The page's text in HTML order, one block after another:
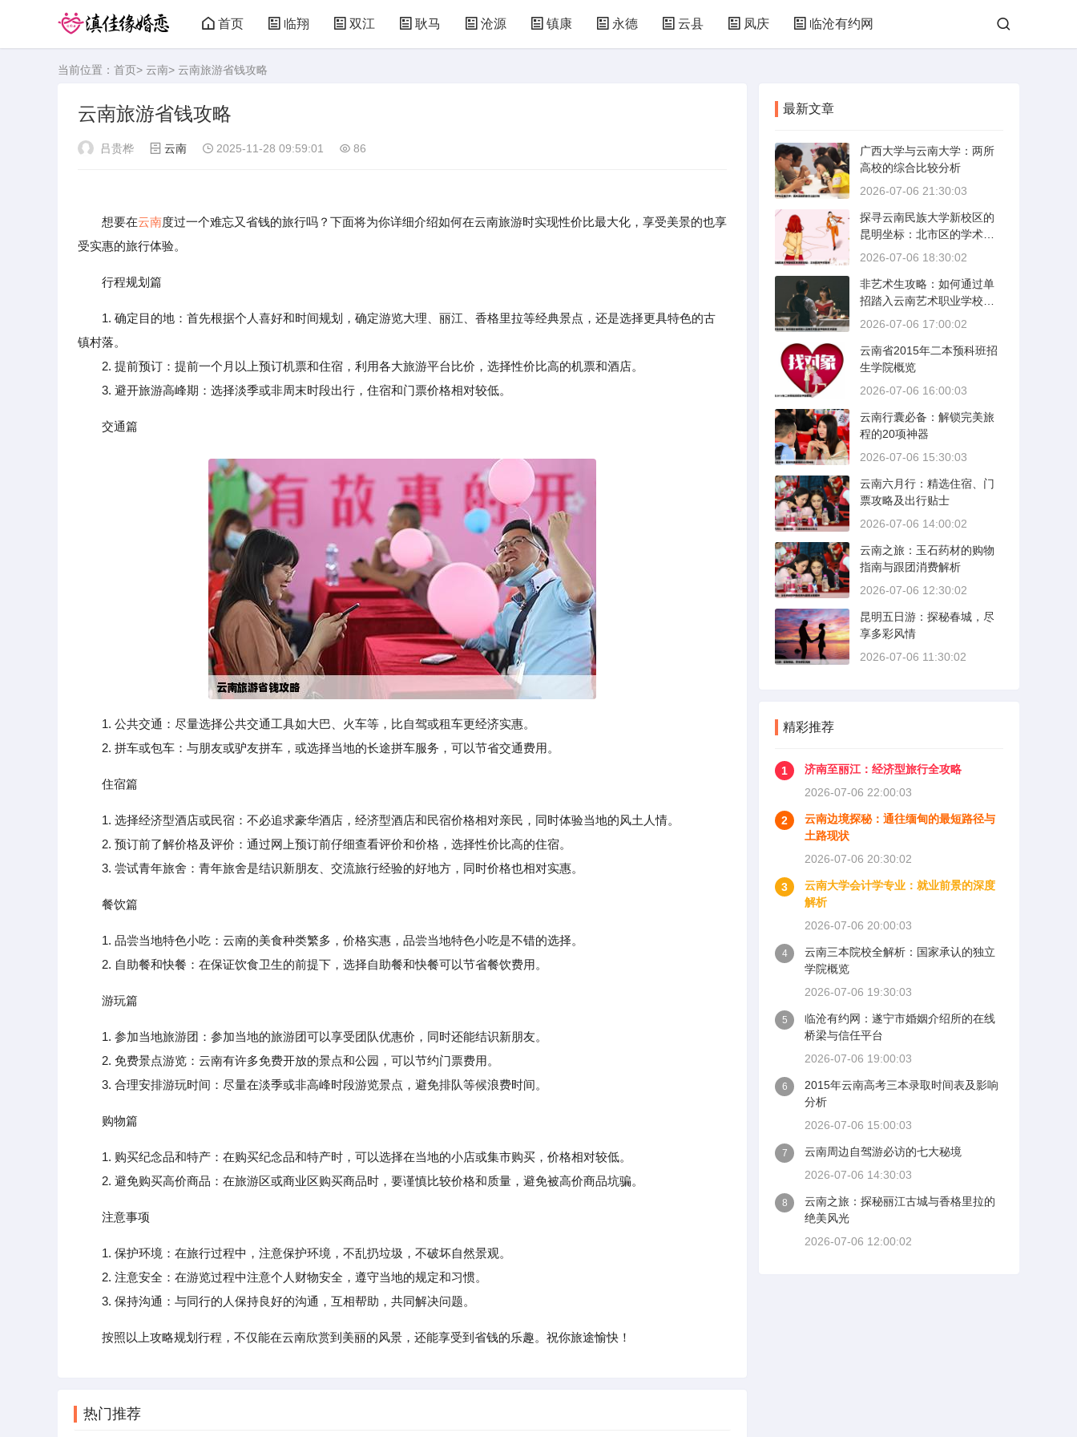
首页 临翔 双江 耿马 沧源 镇康 永德 云县 凤庆 临沧有约网
当前位置： 首页> 云南> 云南旅游省钱攻略
云南旅游省钱攻略
吕贵桦 云南 2025-11-28 09:59:01 86
想要在云南度过一个难忘又省钱的旅行吗？下面将为你详细介绍如何在云南旅游时实现性价比最大化，享受美景的也享
受实惠的旅行体验。
行程规划篇
1. 确定目的地：首先根据个人喜好和时间规划，确定游览大理、丽江、香格里拉等经典景点，还是选择更具特色的古
镇村落。
2. 提前预订：提前一个月以上预订机票和住宿，利用各大旅游平台比价，选择性价比高的机票和酒店。
3. 避开旅游高峰期：选择淡季或非周末时段出行，住宿和门票价格相对较低。
交通篇
1. 公共交通：尽量选择公共交通工具如大巴、火车等，比自驾或租车更经济实惠。
2. 拼车或包车：与朋友或驴友拼车，或选择当地的长途拼车服务，可以节省交通费用。
住宿篇
1. 选择经济型酒店或民宿：不必追求豪华酒店，经济型酒店和民宿价格相对亲民，同时体验当地的风土人情。
2. 预订前了解价格及评价：通过网上预订前仔细查看评价和价格，选择性价比高的住宿。
3. 尝试青年旅舍：青年旅舍是结识新朋友、交流旅行经验的好地方，同时价格也相对实惠。
餐饮篇
1. 品尝当地特色小吃：云南的美食种类繁多，价格实惠，品尝当地特色小吃是不错的选择。
2. 自助餐和快餐：在保证饮食卫生的前提下，选择自助餐和快餐可以节省餐饮费用。
游玩篇
1. 参加当地旅游团：参加当地的旅游团可以享受团队优惠价，同时还能结识新朋友。
2. 免费景点游览：云南有许多免费开放的景点和公园，可以节约门票费用。
3. 合理安排游玩时间：尽量在淡季或非高峰时段游览景点，避免排队等候浪费时间。
购物篇
1. 购买纪念品和特产：在购买纪念品和特产时，可以选择在当地的小店或集市购买，价格相对较低。
2. 避免购买高价商品：在旅游区或商业区购买商品时，要谨慎比较价格和质量，避免被高价商品坑骗。
注意事项
1. 保护环境：在旅行过程中，注意保护环境，不乱扔垃圾，不破坏自然景观。
2. 注意安全：在游览过程中注意个人财物安全，遵守当地的规定和习惯。
3. 保持沟通：与同行的人保持良好的沟通，互相帮助，共同解决问题。
按照以上攻略规划行程，不仅能在云南欣赏到美丽的风景，还能享受到省钱的乐趣。祝你旅途愉快！
热门推荐
最新文章
广西大学与云南大学：两所
高校的综合比较分析
2026-07-06 21:30:03
探寻云南民族大学新校区的
昆明坐标：北市区的学术绿
洲
2026-07-06 18:30:02
非艺术生攻略：如何通过单
招踏入云南艺术职业学校的
艺术殿堂
2026-07-06 17:00:02
云南省2015年二本预科班招
生学院概览
2026-07-06 16:00:03
云南行囊必备：解锁完美旅
程的20项神器
2026-07-06 15:30:03
云南六月行：精选住宿、门
票攻略及出行贴士
2026-07-06 14:00:02
云南之旅：玉石药材的购物
指南与跟团消费解析
2026-07-06 12:30:02
昆明五日游：探秘春城，尽
享多彩风情
2026-07-06 11:30:02
精彩推荐
1
济南至丽江：经济型旅行全攻略
2026-07-06 22:00:03
2
云南边境探秘：通往缅甸的最短路径与
土路现状
2026-07-06 20:30:02
3
云南大学会计学专业：就业前景的深度
解析
2026-07-06 20:00:03
4
云南三本院校全解析：国家承认的独立
学院概览
2026-07-06 19:30:03
5
临沧有约网：遂宁市婚姻介绍所的在线
桥梁与信任平台
2026-07-06 19:00:03
6
2015年云南高考三本录取时间表及影响
分析
2026-07-06 15:00:03
7
云南周边自驾游必访的七大秘境
2026-07-06 14:30:03
8
云南之旅：探秘丽江古城与香格里拉的
绝美风光
2026-07-06 12:00:02